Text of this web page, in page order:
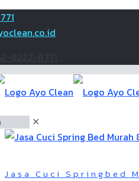
✕
Jasa Cuci Springbed